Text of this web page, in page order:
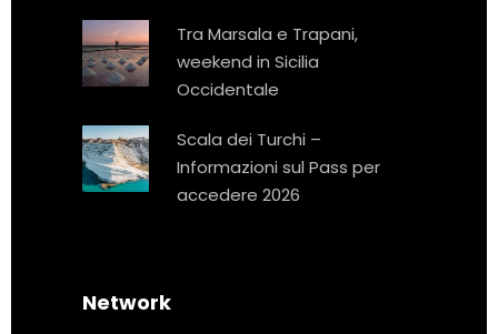
Tra Marsala e Trapani,
weekend in Sicilia
Occidentale
Scala dei Turchi –
Informazioni sul Pass per
accedere 2026
Network